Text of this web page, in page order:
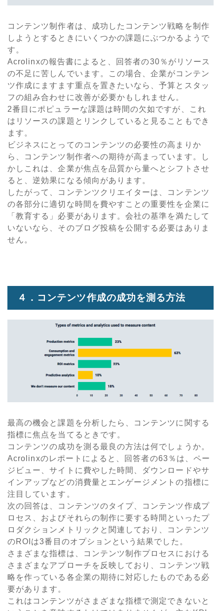
コンテンツ制作者は、成功したコンテンツ戦略を制作
しようとするときにいくつかの課題にぶつかるようで
す。
Acrolinxの報告書によると、回答者の30％がリソース
の不足に苦しんでいます。この場合、企業がコンテン
ツ作成にますます重点を置きたいなら、予算とスタッ
フの組み合わせに改善が必要かもしれません。
2番目にポピュラーな課題は時間の欠如ですが、これ
はリソースの課題とリンクしていると見ることもでき
ます。
ビジネスにとってのコンテンツの必要性の高まりか
ら、コンテンツ制作者への期待が高まっています。し
かしこれは、企業が焦点を品質から量へとシフトさせ
ると、逆効果になる傾向があります。
したがって、コンテンツクリエイターは、コンテンツ
の各部分に適切な時間を費やすことの重要性を企業に
「教育する」必要があります。会社の基準を満たして
いないなら、そのブログ投稿を公開する必要はありま
せん。
４．コンテンツ作成の成功を測る方法
最高の機会と課題を分析したら、コンテンツに関する
指標に焦点を当てるときです。
コンテンツの成功を測る最良の方法は何でしょうか。
Acrolinxのレポートによると、回答者の63％は、ペー
ジビュー、サイトに費やした時間、ダウンロードやサ
インアップなどの消費量とエンゲージメントの指標に
注目しています。
次の回答は、コンテンツのタイプ、コンテンツ作成プ
ロセス、およびそれらの制作に要する時間といったプ
ロダクションメトリックと関連しており、コンテンツ
のROIは3番目のオプションという結果でした。
さまざまな指標は、コンテンツ制作プロセスにおける
さまざまなアプローチを反映しており、コンテンツ戦
略を作っている各企業の期待に対応したものである必
要があります。
これはコンテンツがさまざまな指標で測定できないと